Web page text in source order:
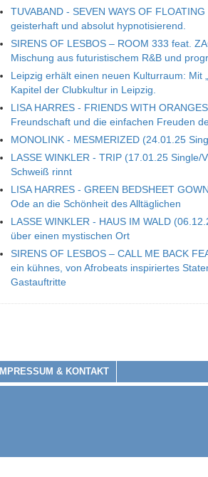
TUVABAND - SEVEN WAYS OF
geisterhaft und absolut hypnotisierend.
SIRENS OF LESBOS – ROOM 333 feat.
Mischung aus futuristischem R&B und
Leipzig erhält einen neuen Kulturraum: Mit
Kapitel der Clubkultur in Leipzig.
LISA HARRES - FRIENDS WITH
Freundschaft und die einfachen Freuden
MONOLINK - MESMERIZED (24.01.25
LASSE WINKLER - TRIP (17.01.25
Schweiß rinnt
LISA HARRES - GREEN BEDSHEET
Ode an die Schönheit des Alltäglichen
LASSE WINKLER - HAUS IM WALD
über einen mystischen Ort
SIRENS OF LESBOS – CALL ME BACK
ein kühnes, von Afrobeats inspiriertes
Gastauftritte
IMPRESSUM & KONTAKT